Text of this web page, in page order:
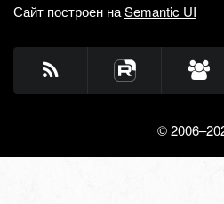
Сайт построен наSemantic UI
©